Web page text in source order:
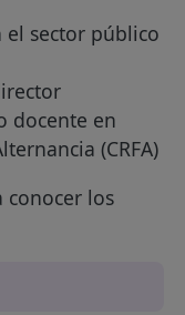
el sector público
docente en
(CRFA)
conocer los